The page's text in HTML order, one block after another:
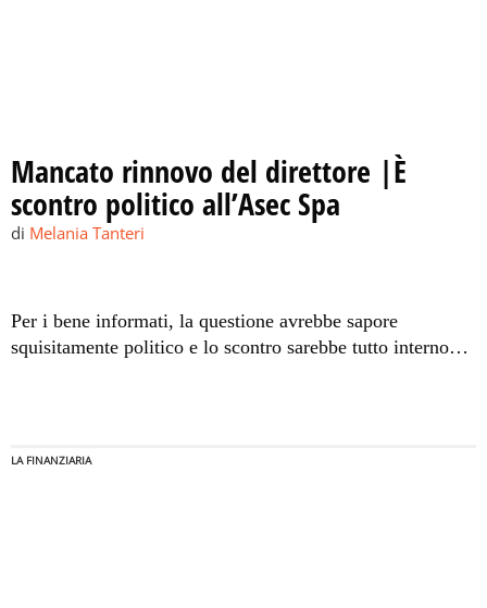
Mancato rinnovo del direttore |È
scontro politico all’Asec Spa
di Melania Tanteri
Per i bene informati, la questione avrebbe sapore
squisitamente politico e lo scontro sarebbe tutto interno
LA FINANZIARIA